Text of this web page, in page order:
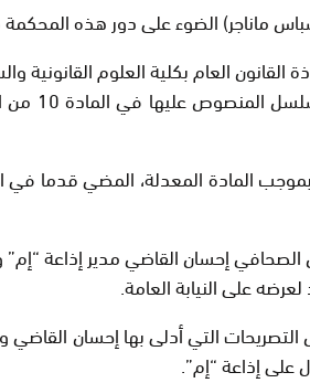
ماناجر) الضوء على دور هذه
2015
المادة المعدلة، المضي قدما في
الصحافي إحسان القاضي مدير إذاعة
على النيابة العامة.
التصريحات التي أدلى بها إحسان
على إذاعة “إم”.